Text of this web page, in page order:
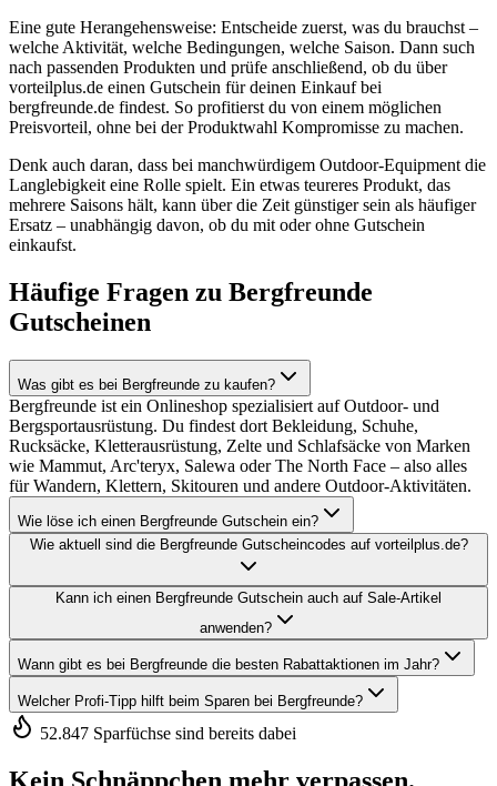
Eine gute Herangehensweise: Entscheide zuerst, was du brauchst –
welche Aktivität, welche Bedingungen, welche Saison. Dann such
nach passenden Produkten und prüfe anschließend, ob du über
vorteilplus.de einen Gutschein für deinen Einkauf bei
bergfreunde.de findest. So profitierst du von einem möglichen
Preisvorteil, ohne bei der Produktwahl Kompromisse zu machen.
Denk auch daran, dass bei manchwürdigem Outdoor-Equipment die
Langlebigkeit eine Rolle spielt. Ein etwas teureres Produkt, das
mehrere Saisons hält, kann über die Zeit günstiger sein als häufiger
Ersatz – unabhängig davon, ob du mit oder ohne Gutschein
einkaufst.
Häufige Fragen zu Bergfreunde
Gutscheinen
Was gibt es bei Bergfreunde zu kaufen?
Bergfreunde ist ein Onlineshop spezialisiert auf Outdoor- und
Bergsportausrüstung. Du findest dort Bekleidung, Schuhe,
Rucksäcke, Kletterausrüstung, Zelte und Schlafsäcke von Marken
wie Mammut, Arc'teryx, Salewa oder The North Face – also alles
für Wandern, Klettern, Skitouren und andere Outdoor-Aktivitäten.
Wie löse ich einen Bergfreunde Gutschein ein?
Wie aktuell sind die Bergfreunde Gutscheincodes auf vorteilplus.de?
Kann ich einen Bergfreunde Gutschein auch auf Sale-Artikel
anwenden?
Wann gibt es bei Bergfreunde die besten Rabattaktionen im Jahr?
Welcher Profi-Tipp hilft beim Sparen bei Bergfreunde?
52.847 Sparfüchse sind bereits dabei
Kein Schnäppchen mehr verpassen.